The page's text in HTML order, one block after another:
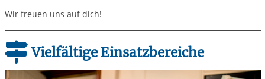
Wir freuen uns auf dich!
Vielfältige Einsatzbereiche